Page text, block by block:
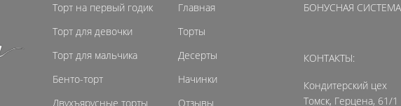
Торт на первый годик
Торт для девочки
Торт для мальчика
Бенто-торт
Двухъярусные торты
Главная
Торты
Десерты
Начинки
Отзывы
БОНУСНАЯ СИСТЕМА
КОНТАКТЫ:
Кондитерский цех
Томск, Герцена, 61/1